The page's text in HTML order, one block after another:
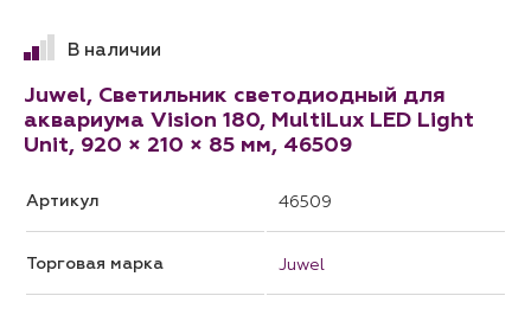
В наличии
Juwel, Светильник светодиодный для
аквариума Vision 180, MultiLux LED Light
Unit, 920 × 210 × 85 мм, 46509
Артикул 46509
Торговая марка Juwel